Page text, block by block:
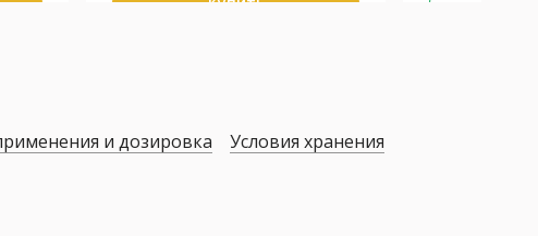
и дозировка
Условия хранения